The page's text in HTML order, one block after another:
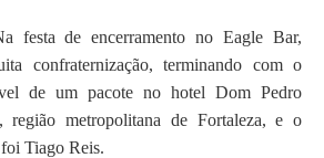
festa de encerramento no Eagle Bar,
confraternização, terminando com o
de um pacote no hotel Dom Pedro
região metropolitana de Fortaleza, e o
Tiago Reis.